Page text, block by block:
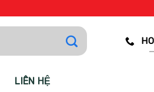
LIÊN HỆ